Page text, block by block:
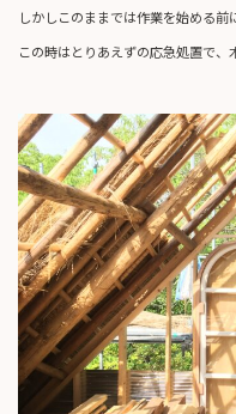
しかしこのままでは作業を始める
この時はとりあえずの応急処置で、